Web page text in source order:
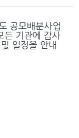
공모배분사업
든 기관에 감사
일정을 안내